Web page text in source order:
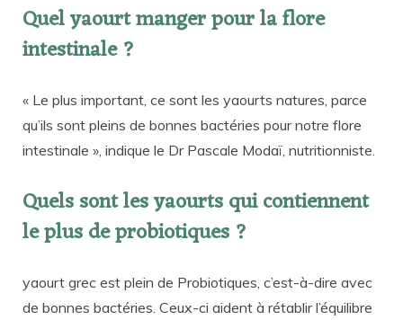
Quel yaourt manger pour la flore
intestinale ?
« Le plus important, ce sont les yaourts natures, parce
qu’ils sont pleins de bonnes bactéries pour notre flore
intestinale », indique le Dr Pascale Modaï, nutritionniste.
Quels sont les yaourts qui contiennent
le plus de probiotiques ?
yaourt grec est plein de Probiotiques, c’est-à-dire avec
de bonnes bactéries. Ceux-ci aident à rétablir l’équilibre